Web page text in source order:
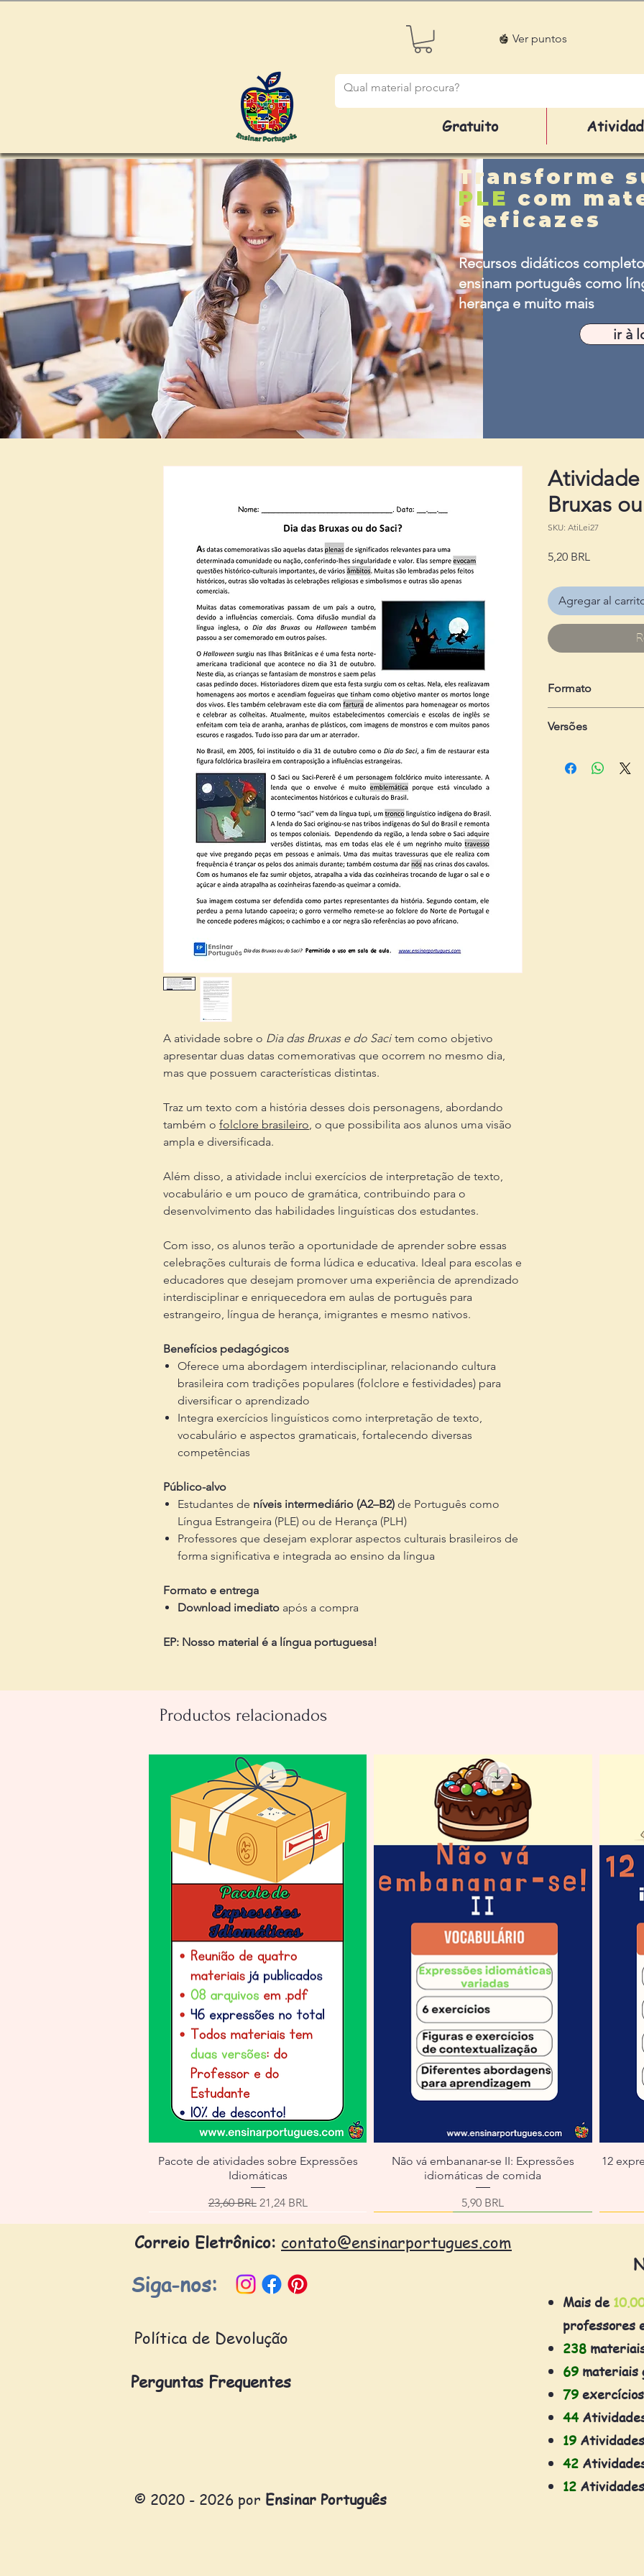
Ver puntos
Gratuito
Transforme
PLE com
e eficazes
Recursos didáticos
ensinam português como
herança e muito mais
ir à
A atividade sobre o Dia das Bruxas e do Sacitem como objetivo
apresentar duas datas comemorativas que ocorrem no mesmo dia,
mas que possuem características distintas.
Traz um texto com a história desses dois personagens, abordando
também o folclore brasileiro, o que possibilita aos alunos uma visão
ampla e diversificada.
Além disso, a atividade inclui exercícios de interpretação de texto,
vocabulário e um pouco de gramática, contribuindo para o
desenvolvimento das habilidades linguísticas dos estudantes.
Com isso, os alunos terão a oportunidade de aprender sobre essas
celebrações culturais de forma lúdica e educativa. Ideal para escolas e
educadores que desejam promover uma experiência de aprendizado
interdisciplinar e enriquecedora em aulas de português para
estrangeiro, língua de herança, imigrantes e mesmo nativos.
Benefícios pedagógicos
Oferece uma abordagem interdisciplinar, relacionando cultura
brasileira com tradições populares (folclore e festividades) para
diversificar o aprendizado
Integra exercícios linguísticos como interpretação de texto,
vocabulário e aspectos gramaticais, fortalecendo diversas
competências
Público-alvo
Estudantes de níveis intermediário (A2–B2) de Português como
Língua Estrangeira (PLE) ou de Herança (PLH)
Professores que desejam explorar aspectos culturais brasileiros de
forma significativa e integrada ao ensino da língua
Formato e entrega
Download imediato após a compra
EP: Nosso material é a língua portuguesa!
Atividade
Bruxas
SKU: AtiLei27
5,20 BRL
Agregar al
Formato
Dois arquivos em .pdf
Versões
- Do professor:
com
Productos relacionados
Pacote de atividades sobre Expressões
Idiomáticas
Precio
23,60 BRL Precio de oferta
21,24 BRL
Não vá embananar-se II: Expressões
idiomáticas de comida
Precio
5,90 BRL
12
Correio Eletrônico: contato@ensinarportugues.com
Siga-nos:
Política de Devolução
Perguntas Frequentes
© 2020 - 2026 por Ensinar Português
Mais de
professores
238
69 materiais
79 exercícios
44
19
42
12